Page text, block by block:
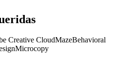
Creative CloudMazeBehavioral
Microcopy